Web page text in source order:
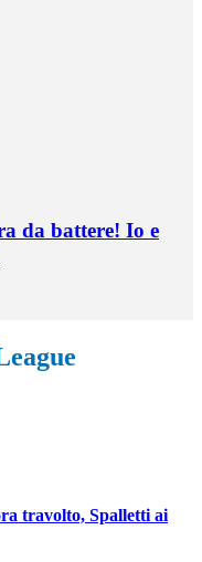
da battere! Io e
travolto, Spalletti ai